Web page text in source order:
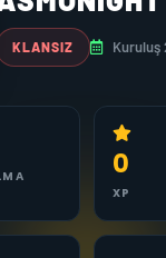
KLANSIZ Kuruluş
0
XP